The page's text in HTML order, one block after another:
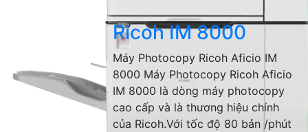
Ricoh IM 8000
Máy Photocopy Ricoh Aficio IM
8000 Máy Photocopy Ricoh Aficio
IM 8000 là dòng máy photocopy
cao cấp và là thương hiệu chính
của Ricoh.Với tốc độ 80 bản /phút